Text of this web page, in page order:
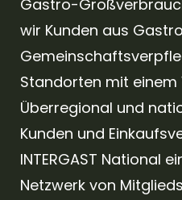
Gastro-
wir Kunden aus
Standorten mit einem
Überregional und
Kunden und
INTERGAST National
Netzwerk von